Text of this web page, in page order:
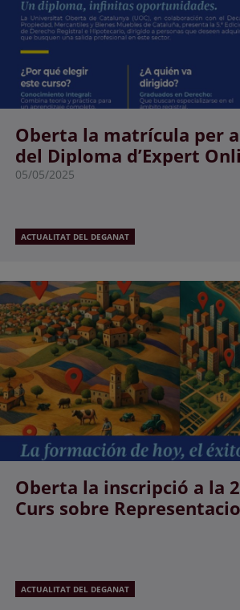
Oberta la matrícula per
del Diploma d’Expert
Registral i Hipotecari de
05/05/2025
ACTUALITAT DEL DEGANAT
Oberta la inscripció a la
Curs sobre
ACTUALITAT DEL DEGANAT